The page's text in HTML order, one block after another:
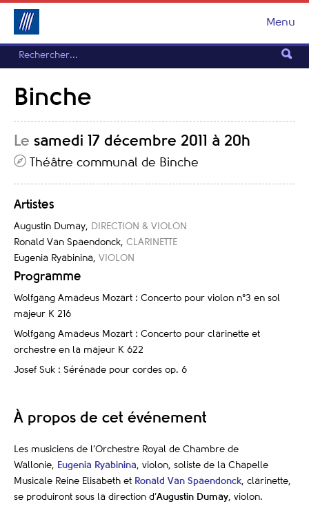
Menu
Binche
Le samedi 17 décembre 2011 à 20h
Théâtre communal de Binche
Artistes
Augustin Dumay, DIRECTION & VIOLON
Ronald Van Spaendonck, CLARINETTE
Eugenia Ryabinina, VIOLON
Programme
Wolfgang Amadeus Mozart : Concerto pour violon n°3 en sol
majeur K 216
Wolfgang Amadeus Mozart : Concerto pour clarinette et
orchestre en la majeur K 622
Josef Suk : Sérénade pour cordes op. 6
À propos de cet événement
Les musiciens de l’Orchestre Royal de Chambre de
Wallonie, Eugenia Ryabinina, violon, soliste de la Chapelle
Musicale Reine Elisabeth et Ronald Van Spaendonck, clarinette,
se produiront sous la direction d’Augustin Dumay, violon.